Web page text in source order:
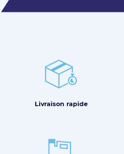
Livraison rapide